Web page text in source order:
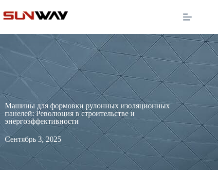
Машины для формовки рулонных изоляционных
панелей: Революция в строительстве и
энергоэффективности
Сентябрь 3, 2025